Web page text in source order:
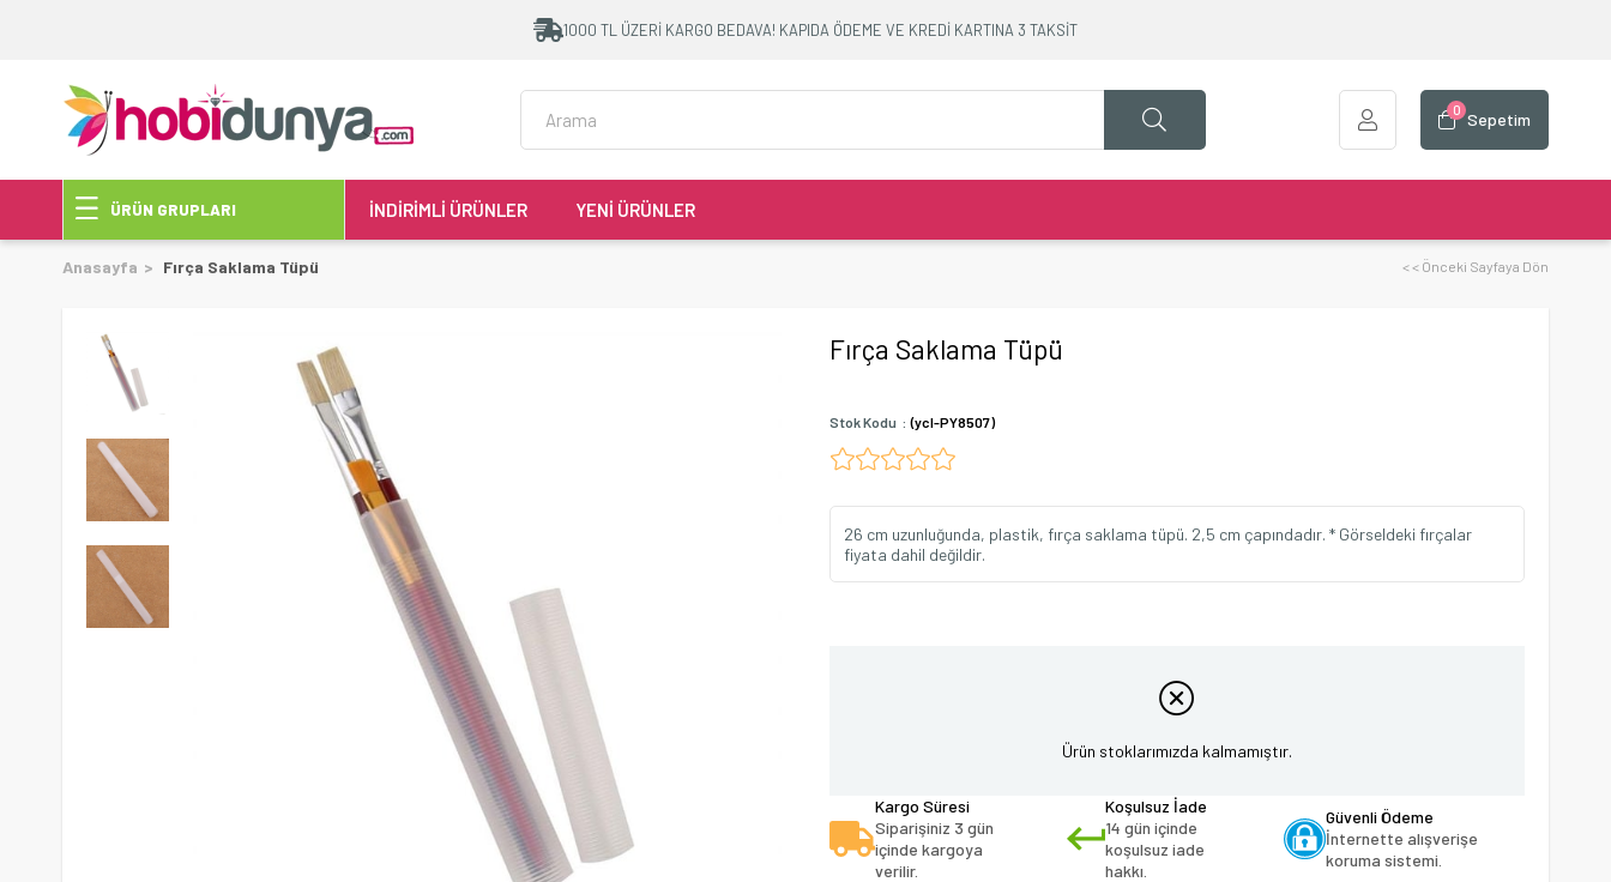
1000 TL ÜZERİ KARGO BEDAVA! KAPIDA ÖDEME VE KREDİ KARTINA 3 TAKSİT
Sepetim
0
ÜRÜN GRUPLARI İNDİRİMLİ ÜRÜNLER YENİ ÜRÜNLER
Anasayfa Fırça Saklama Tüpü < < Önceki Sayfaya Dön
Fırça Saklama Tüpü
Stok Kodu (ycl-PY8507)
26 cm uzunluğunda, plastik, fırça saklama tüpü. 2,5 cm çapındadır. * Görseldeki fırçalar
fiyata dahil değildir.
Ürün stoklarımızda kalmamıştır.
Kargo Süresi
Siparişiniz 3 gün
içinde kargoya
verilir.
Koşulsuz İade
14 gün içinde
koşulsuz iade
hakkı.
Güvenli Ödeme
İnternette alışverişe
koruma sistemi.